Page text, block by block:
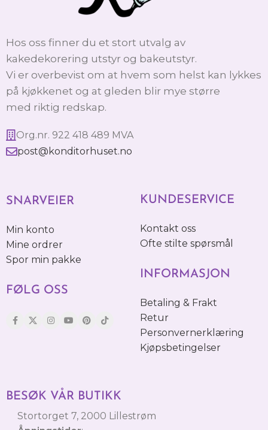
Hos oss finner du et stort utvalg av
kakedekorering utstyr og bakeutstyr.
Vi er overbevist om at hvem som helst kan lykkes
på kjøkkenet og at gleden blir mye større
med riktig redskap.
Org.nr. 922 418 489 MVA
post@konditorhuset.no
SNARVEIER
Min konto
Mine ordrer
Spor min pakke
FØLG OSS
KUNDESERVICE
Kontakt oss
Ofte stilte spørsmål
INFORMASJON
Betaling & Frakt
Retur
Personvernerklæring
Kjøpsbetingelser
BESØK VÅR BUTIKK
Stortorget 7, 2000 Lillestrøm